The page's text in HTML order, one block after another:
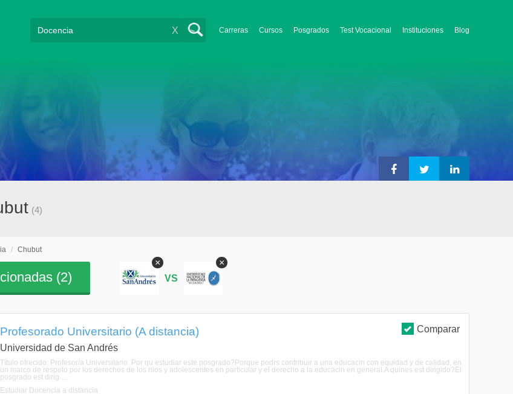
Carreras Cursos Posgrados Test Vocacional Instituciones Blog
X
(4)
/ Chubut
(2)
×
VS
×
Comparar
Profesorado Universitario (A distancia)
Universidad de San Andrés
Título ofrecido: Profesor/a Universitario. Por qu estudiar este posgrado?Porque podrs contribuir a una educacin con equidad y de calidad, en
un marco de respeto por los derechos de los nios y adolescentes en particular y el derecho a la educacin en general.A quines est dirigido?El
posgrado est dirig ...
Estudiar Docencia a distancia